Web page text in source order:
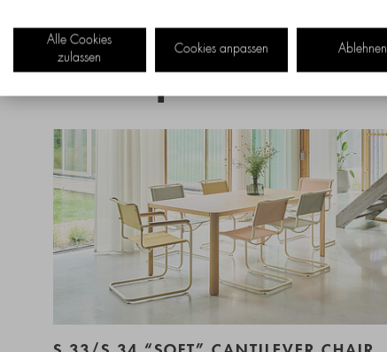
New products
Alle Cookies
zulassen
Cookies anpassen Ablehnen